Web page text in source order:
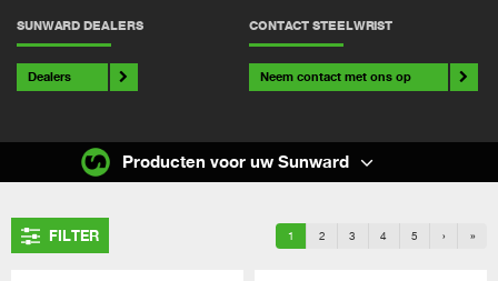
SUNWARD DEALERS
Dealers
CONTACT STEELWRIST
Neem contact met ons op
FILTER 1 2 3 4 5 › »
Producten voor uw Sunward